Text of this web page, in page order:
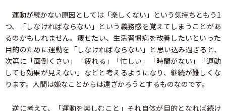
運動が続かない原因としては「楽しくない」という気持ちともう1
つ、「しなければならない」という義務感を覚えてしまうことがあ
るのかもしれません。痩せたい、生活習慣病を改善したいといった
目的のために運動を「しなければならない」と思い込み過ぎると、
次第に「面倒くさい」「疲れる」「忙しい」「時間がない」「運動
しても効果が見えない」などと考えるようになり、継続が難しくな
ります。人間は嫌なことからは遠ざかろうとするものなのです。
逆に考えて、「運動を楽しむこと」それ自体が目的となれば続け